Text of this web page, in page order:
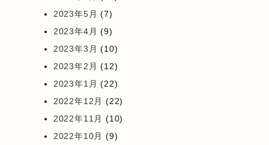
2023年5月 (7)
2023年4月 (9)
2023年3月 (10)
2023年2月 (12)
2023年1月 (22)
2022年12月 (22)
2022年11月 (10)
2022年10月 (9)